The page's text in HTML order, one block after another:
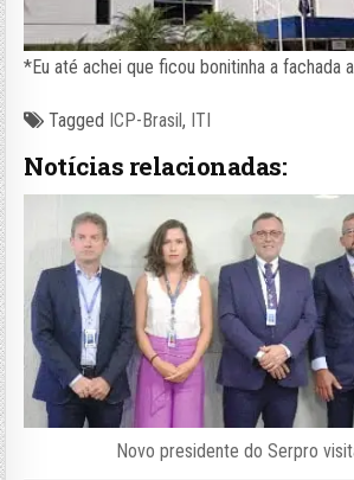
*Eu até achei que ficou bonitinha a fachada
Tagged ICP-Brasil, ITI
Notícias relacionadas:
Novo presidente do Serpro